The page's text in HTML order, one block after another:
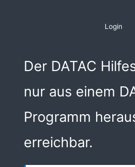
Login
Der DATAC
nur aus einem
Programm
erreichbar.